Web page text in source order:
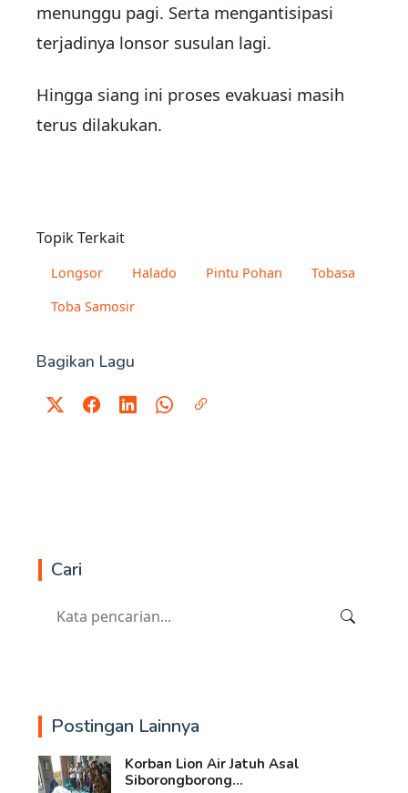
menunggu pagi. Serta mengantisipasi
terjadinya lonsor susulan lagi.
Hingga siang ini proses evakuasi masih
terus dilakukan.
Topik Terkait
Longsor Halado Pintu Pohan
Tobasa
Toba Samosir
Bagikan Lagu
Cari
Postingan Lainnya
Korban Lion Air Jatuh Asal
Siborongborong...